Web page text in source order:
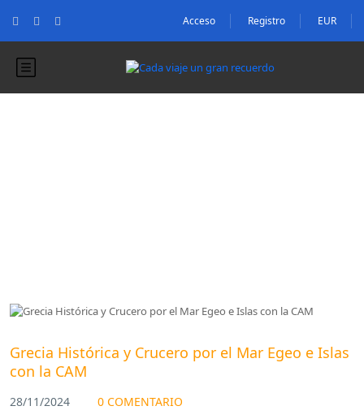
Acceso Registro EUR
Grecia Histórica y Crucero por el Mar Egeo e Islas
con la CAM
28/11/2024 0 COMENTARIO